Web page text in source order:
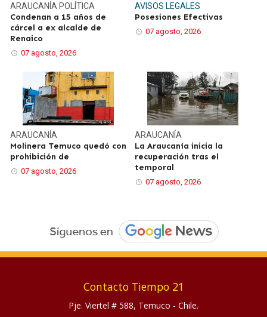
ARAUCANÍAPOLÍTICA
Condenan a 15 años de
cárcel a ex alcalde de
Renaico
07 agosto, 2026
AVISOS LEGALES
Posesiones Efectivas
07 agosto, 2026
ARAUCANÍA
Molinera Temuco quedó con
prohibición de
07 agosto, 2026
ARAUCANÍA
La Araucanía inicia la
recuperación tras el
temporal
07 agosto, 2026
Contacto Tiempo 21
Pje. Viertel # 588, Temuco - Chile.